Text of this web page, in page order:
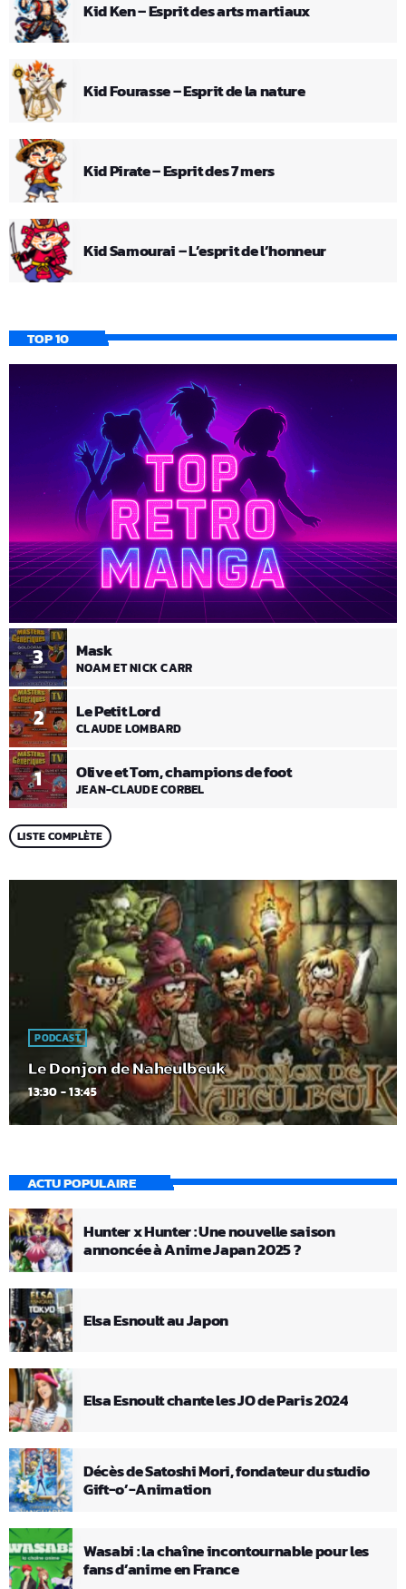
Kid Ken – Esprit des arts martiaux
Kid Fourasse – Esprit de la nature
Kid Pirate – Esprit des 7 mers
Kid Samourai – L’esprit de l’honneur
TOP 10
1 Olive et Tom, champions de foot
JEAN-CLAUDE CORBEL
2 Le Petit Lord
CLAUDE LOMBARD
3 Mask
NOAM ET NICK CARR
LISTE COMPLÈTE
PODCAST
Le Donjon de Naheulbeuk
13:30 - 13:45
ACTU POPULAIRE
Hunter x Hunter : Une nouvelle saison
annoncée à Anime Japan 2025 ?
Elsa Esnoult au Japon
Elsa Esnoult chante les JO de Paris 2024
Décès de Satoshi Mori, fondateur du studio
Gift-o’-Animation
Wasabi : la chaîne incontournable pour les
fans d’anime en France